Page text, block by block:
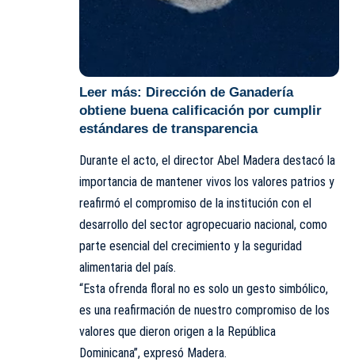
Leer más: Dirección de Ganadería
obtiene buena calificación por cumplir
estándares de transparencia
Durante el acto, el director Abel Madera destacó la
importancia de mantener vivos los valores patrios y
reafirmó el compromiso de la institución con el
desarrollo del sector agropecuario nacional, como
parte esencial del crecimiento y la seguridad
alimentaria del país.
“Esta ofrenda floral no es solo un gesto simbólico,
es una reafirmación de nuestro compromiso de los
valores que dieron origen a la República
Dominicana”, expresó Madera.